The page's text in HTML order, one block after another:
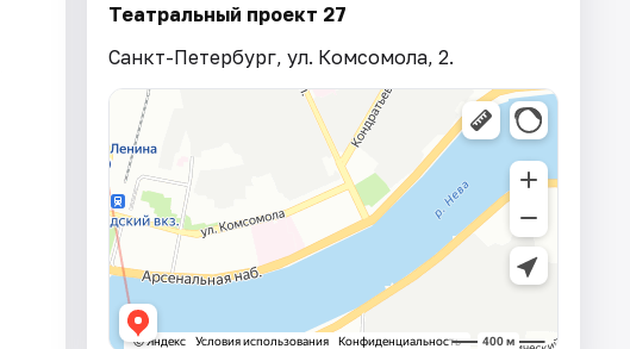
Театральный проект 27
Санкт-Петербург, ул. Комсомола, 2.